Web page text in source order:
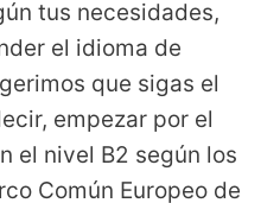
tus necesidades,
el idioma de
que sigas el
empezar por el
el nivel B2 según los
Común Europeo de